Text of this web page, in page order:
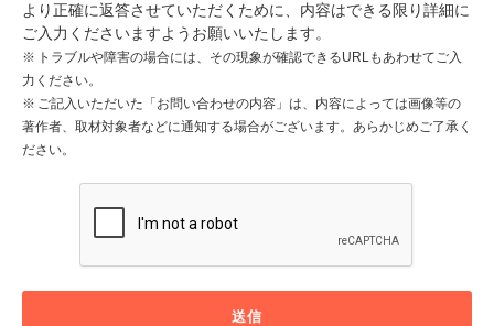
より正確に返答させていただくために、内容はできる限り詳細に
ご入力くださいますようお願いいたします。
トラブルや障害の場合には、その現象が確認できるURLもあわせてご入
力ください。
ご記入いただいた「お問い合わせの内容」は、内容によっては画像等の
著作者、取材対象者などに通知する場合がございます。あらかじめご了承く
ださい。
送信